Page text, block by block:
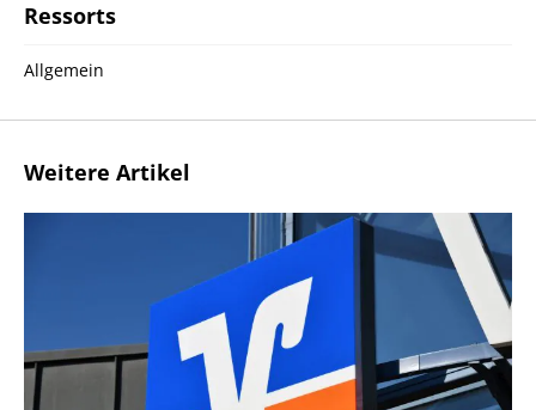
Ressorts
Allgemein
Weitere Artikel